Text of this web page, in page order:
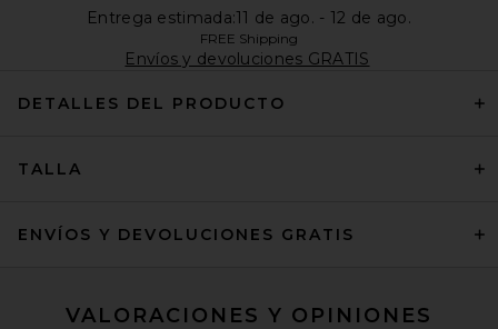
Entrega estimada:11 de ago. - 12 de ago.
FREE Shipping
Envíos y devoluciones GRATIS
DETALLES DEL PRODUCTO
TALLA
ENVÍOS Y DEVOLUCIONES GRATIS
VALORACIONES Y OPINIONES